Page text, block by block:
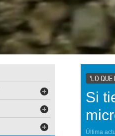
'LO QUE
Si
Última